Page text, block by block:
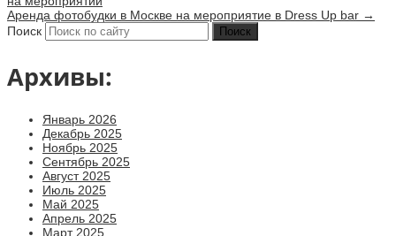
Аренда фотобудки в Москве на мероприятие в Dress Up bar →
Поиск
Архивы:
Январь 2026
Декабрь 2025
Ноябрь 2025
Сентябрь 2025
Август 2025
Июль 2025
Май 2025
Апрель 2025
Март 2025